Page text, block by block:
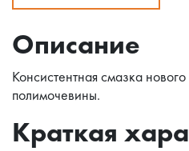
Описание
Консистентная смазка
полимочевины.
Краткая